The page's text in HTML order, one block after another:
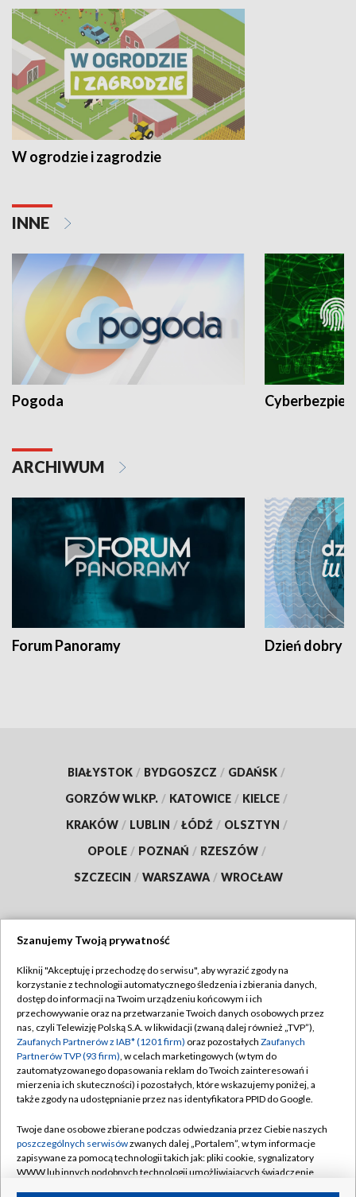
W ogrodzie i zagrodzie
INNE
Pogoda
ARCHIWUM
Forum Panoramy Dzień dobry
BIAŁYSTOK / BYDGOSZCZ / GDAŃSK /
GORZÓW WLKP. / KATOWICE / KIELCE /
KRAKÓW / LUBLIN / ŁÓDŹ / OLSZTYN /
OPOLE / POZNAŃ / RZESZÓW /
SZCZECIN / WARSZAWA / WROCŁAW
TVP
Abonament TVP
Emisja w TVP
Centrum informacji TVP
Naziemna Telewizja Cyfrowa
Rada Programowa
System NOS
Informacje o nadawcy
Regulamin TVP
Polityka prywatności
Moje zgody
Pomoc
Kontakt
Szanujemy Twoją prywatność
Kliknij "Akceptuję i przechodzę do serwisu", aby wyrazić zgody na
korzystanie z technologii automatycznego śledzenia i zbierania danych,
dostęp do informacji na Twoim urządzeniu końcowym i ich
przechowywanie oraz na przetwarzanie Twoich danych osobowych przez
nas, czyli Telewizję Polską S.A. w likwidacji (zwaną dalej również „TVP”),
Zaufanych Partnerów z IAB* (1201 firm) oraz pozostałych Zaufanych
Partnerów TVP (93 firm), w celach marketingowych (w tym do
zautomatyzowanego dopasowania reklam do Twoich zainteresowań i
mierzenia ich skuteczności) i pozostałych, które wskazujemy poniżej, a
także zgody na udostępnianie przez nas identyfikatora PPID do Google.
Twoje dane osobowe zbierane podczas odwiedzania przez Ciebie naszych
poszczególnych serwisówzwanych dalej „Portalem”, w tym informacje
zapisywane za pomocą technologii takich jak: pliki cookie, sygnalizatory
WWW lub innych podobnych technologii umożliwiających świadczenie